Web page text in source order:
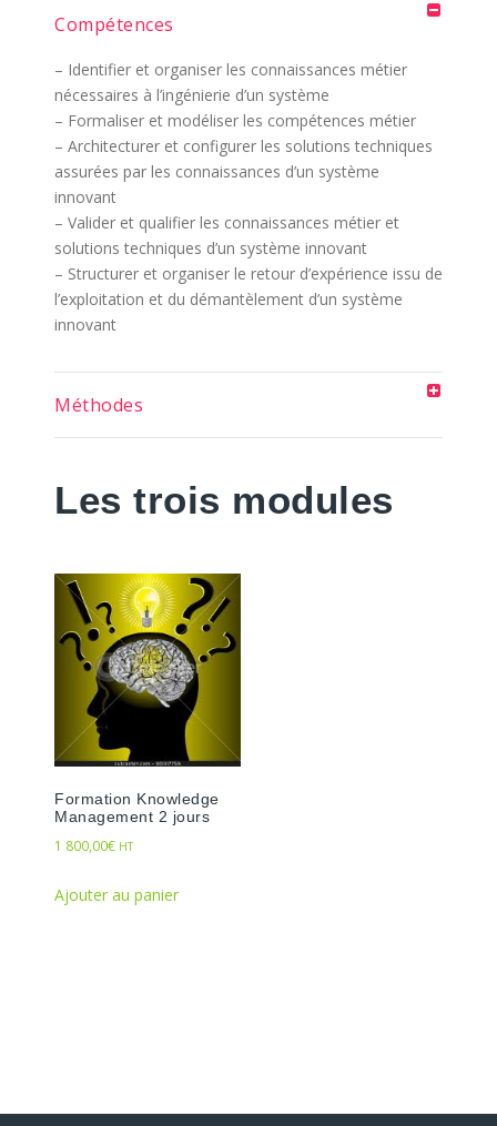
Compétences
– Identifier et organiser les connaissances métier
nécessaires à l’ingénierie d’un système
– Formaliser et modéliser les compétences métier
– Architecturer et configurer les solutions techniques
assurées par les connaissances d’un système
innovant
– Valider et qualifier les connaissances métier et
solutions techniques d’un système innovant
– Structurer et organiser le retour d’expérience issu de
l’exploitation et du démantèlement d’un système
innovant
Méthodes
Les trois modules
Formation Knowledge
Management 2 jours
1 800,00€ HT
Ajouter au panier